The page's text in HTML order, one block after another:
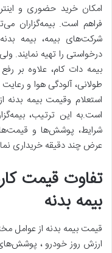
امکان خرید حضوری و
فراهم است. بیمه‌گزاران
شرکت‌های بیمه، بیمه
درخواستی را تهیه نمایند.
بیمه دات کام، علاوه بر
طولانی، آلودگی هوا و
استعلام وقیمت بیمه بدنه
است.به این ترتیب،
شرایط، پوشش‌ها و
عرض چند دقیقه خریداری
تفاوت قیمت
بیمه بدنه
قیمت بیمه بدنه از عوامل
ارزش روز خودرو ، پوشش‌های